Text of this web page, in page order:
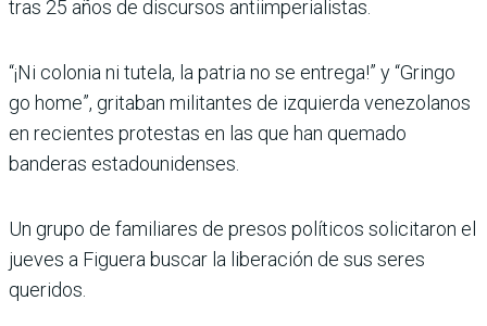
tras 25 años de discursos antiimperialistas.
“¡Ni colonia ni tutela, la patria no se entrega!” y “Gringo
go home”, gritaban militantes de izquierda venezolanos
en recientes protestas en las que han quemado
banderas estadounidenses.
Un grupo de familiares de presos políticos solicitaron el
jueves a Figuera buscar la liberación de sus seres
queridos.